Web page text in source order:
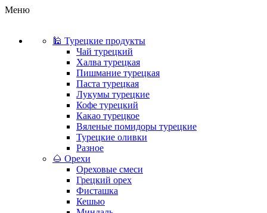
Меню
🕌 Турецкие продукты
Чай турецкий
Халва турецкая
Пишмание турецкая
Паста турецкая
Лукумы турецкие
Кофе турецкий
Какао турецкое
Вяленые помидоры турецкие
Турецкие оливки
Разное
🌰 Орехи
Ореховые смеси
Грецкий орех
Фисташка
Кешью